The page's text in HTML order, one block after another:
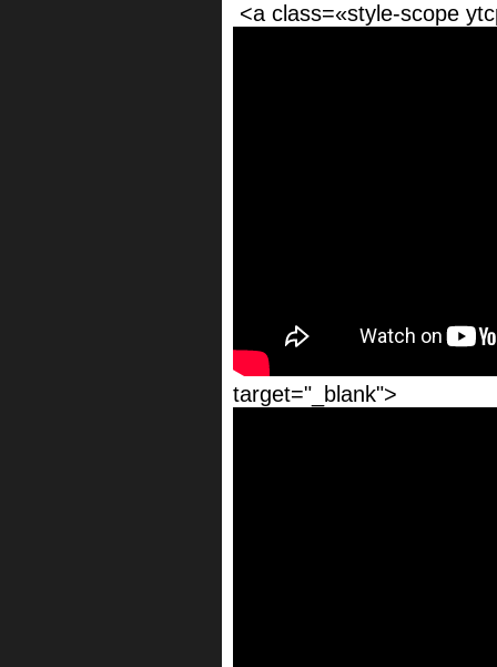
<a class=«style-scope
target="_blank">